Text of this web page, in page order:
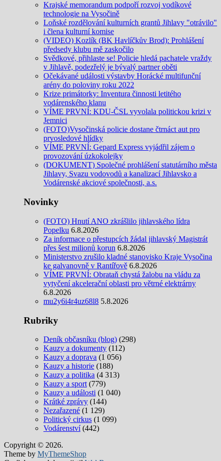
Krajské memorandum podpoří rozvoj vodíkové
technologie na Vysočině
Loňské rozdělování kulturních grantů Jihlavy "otrávilo"
i člena kulturní komise
(VIDEO) Kozlík (BK Havlíčkův Brod): Prohlášení
předsedy klubu mě zaskočilo
Svědkové, přihlaste se! Policie hledá pachatele vraždy
v Jihlavě, podezřelý je bývalý partner oběti
Očekávané události výstavby Horácké multifunční
arény do poloviny roku 2022
Krize primátorky: Inventura činnosti letitého
vodárenského klanu
VÍME PRVNÍ: KDU-ČSL vyvolala politickou krizi v
Jemnici
(FOTO)Vysočinská policie dostane čtrnáct aut pro
prvosledové hlídky
VÍME PRVNÍ: Gepard Express vyjádřil zájem o
provozování úzkokolejky
(DOKUMENT) Společné prohlášení statutárního města
Jihlavy, Svazu vodovodů a kanalizací Jihlavsko a
Vodárenské akciové společnosti, a.s.
Novinky
(FOTO) Hnutí ANO zkrášlilo jihlavského lídra
Popelku 6.8.2026
Za informace o přestupcích žádal jihlavský Magistrát
přes šest milionů korun 6.8.2026
Ministerstvo zrušilo kladné stanovisko Kraje Vysočina
ke galvanovně v Rantířově 6.8.2026
VÍME PRVNÍ: Obrataň chystá žalobu na vládu za
vytyčení akcelerační oblasti pro větrné elektrárny
6.8.2026
mu2y6i4r4uz68l8 5.8.2026
Rubriky
Deník občasníku (blog) (298)
Kauzy a dokumenty (112)
Kauzy a doprava (1 056)
Kauzy a historie (188)
Kauzy a politika (4 313)
Kauzy a sport (779)
Kauzy a události (1 040)
Krátké zprávy (144)
Nezařazené (1 129)
Politický cirkus (1 099)
Vodárenství(442)
Copyright © 2026.
Theme by MyThemeShop